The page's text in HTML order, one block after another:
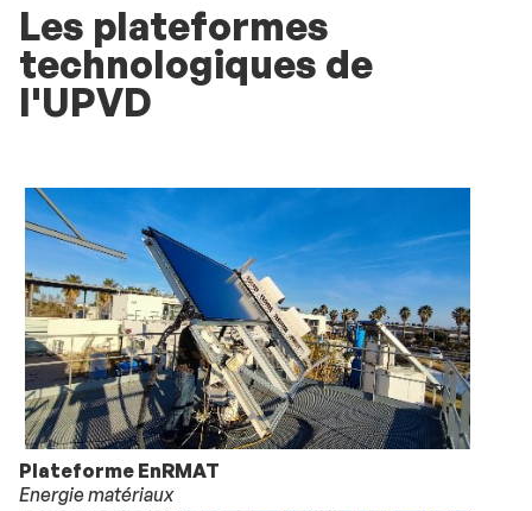
Les plateformes
technologiques de
l'UPVD
Plateforme EnRMAT
Energie matériaux